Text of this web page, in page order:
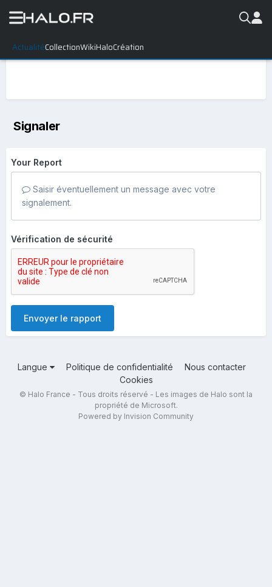
ActualitéCollectionWikiHaloCréation
Signaler
Your Report
Saisir éventuellement un message avec votre
signalement.
Vérification de sécurité
Envoyer le rapport
Langue Politique de confidentialité
Nous contacter
Cookies
© Halo France - Tous droits réservé - Les images de Halo sont la
propriété de Microsoft.
Powered by Invision Community